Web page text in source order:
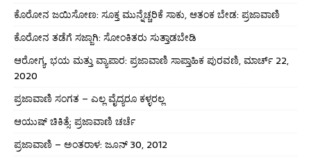
ಕೊರೋನ ಜಯಿಸೋಣ: ಸೂಕ್ತ ಮುನ್ನೆಚ್ಚರಿಕೆ ಸಾಕು, ಆತಂಕ ಬೇಡ: ಪ್ರಜಾವಾಣಿ
ಕೊರೋನ ತಡೆಗೆ ಸಜ್ಜಾಗಿ: ಸೋಂಕಿತರು ಸುತ್ತಾಡಬೇಡಿ
ಆರೋಗ್ಯ, ಭಯ ಮತ್ತು ವ್ಯಾಪಾರ: ಪ್ರಜಾವಾಣಿ ಸಾಪ್ತಾಹಿಕ ಪುರವಣಿ, ಮಾರ್ಚ್ 22,
2020
ಪ್ರಜಾವಾಣಿ ಸಂಗತ – ಎಲ್ಲ ವೈದ್ಯರೂ ಕಳ್ಳರಲ್ಲ
ಆಯುಷ್ ಚಿಕಿತ್ಸೆ: ಪ್ರಜಾವಾಣಿ ಚರ್ಚೆ
ಪ್ರಜಾವಾಣಿ – ಅಂತರಾಳ: ಜೂನ್ 30, 2012